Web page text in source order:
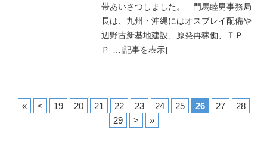
帯あいさつしました。 門馬睦男事務局
長は、九州・沖縄にはオスプレイ配備や
辺野古新基地建設、原発再稼働、ＴＰ
Ｐ
… [記事を表示]
« < 19 20 21 22 23 24 25 26 27
28
29
> »